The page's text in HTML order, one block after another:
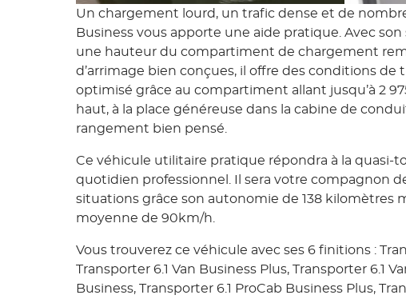
Un chargement lourd, un trafic dense et de
Business vous apporte une aide pratique. Avec
une hauteur du compartiment de chargement
d’arrimage bien conçues, il offre des conditions de
optimisé grâce au compartiment allant jusqu’à 2
haut, à la place généreuse dans la cabine de
rangement bien pensé.
Ce véhicule utilitaire pratique répondra à la quasi-
quotidien professionnel. Il sera votre compagnon
situations grâce son autonomie de 138 kilomètres
moyenne de 90km/h.
Vous trouverez ce véhicule avec ses 6 finitions :
Transporter 6.1 Van Business Plus, Transporter 6.1
Business, Transporter 6.1 ProCab Business Plus,